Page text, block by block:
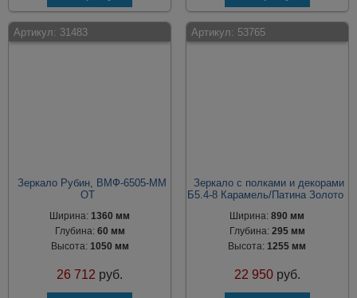
Артикул: 31483
Зеркало Рубин, ВМФ-6505-ММ
ОТ
Ширина:1360 мм
Глубина: 60 мм
Высота: 1050 мм
26 712 руб.
Артикул: 53765
Зеркало с полками и декорами
Б5.4-8 Карамель/Патина Золото
Ширина:890 мм
Глубина: 295 мм
Высота:1255 мм
22 950 руб.